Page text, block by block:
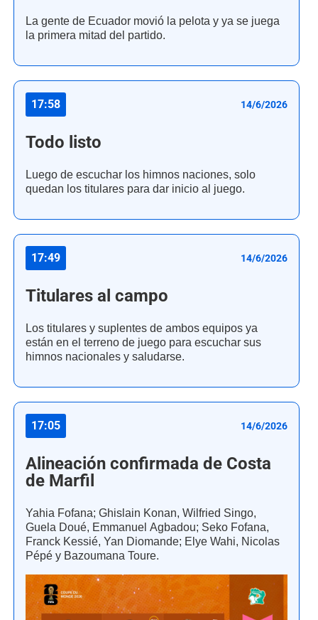
La gente de Ecuador movió la pelota y ya se juega
la primera mitad del partido.
17:58 14/6/2026
Todo listo
Luego de escuchar los himnos naciones, solo
quedan los titulares para dar inicio al juego.
17:49 14/6/2026
Titulares al campo
Los titulares y suplentes de ambos equipos ya
están en el terreno de juego para escuchar sus
himnos nacionales y saludarse.
17:05 14/6/2026
Alineación confirmada de Costa
de Marfil
Yahia Fofana; Ghislain Konan, Wilfried Singo,
Guela Doué, Emmanuel Agbadou; Seko Fofana,
Franck Kessié, Yan Diomande; Elye Wahi, Nicolas
Pépé y Bazoumana Toure.